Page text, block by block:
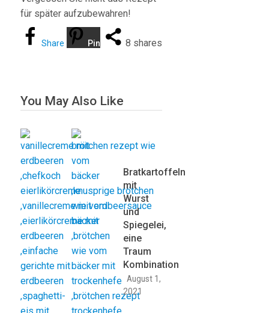
für später aufzubewahren!
8 shares
Share Pin
You May Also Like
Bratkartoffeln
mit
Wurst
und
Spiegelei,
eine
Traum
Kombination
August 1,
2021